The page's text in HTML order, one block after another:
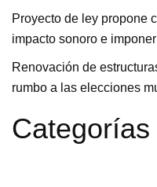
Proyecto de ley propone
impacto sonoro e
Renovación de
rumbo a las elecciones
Categorías